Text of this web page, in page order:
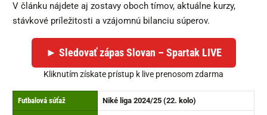
V článku nájdete aj zostavy oboch tímov, aktuálne kurzy,
stávkové príležitosti a vzájomnú bilanciu súperov.
► Sledovať zápas Slovan – Spartak LIVE
Kliknutím získate prístup k live prenosom zdarma
Futbalová súťaž Niké liga 2024/25 (22. kolo)